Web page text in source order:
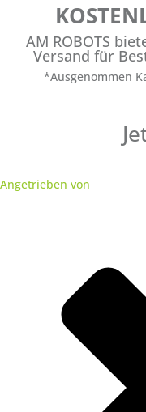
AM ROBOTS
Versand für
*Ausgenommen
Angetrieben von